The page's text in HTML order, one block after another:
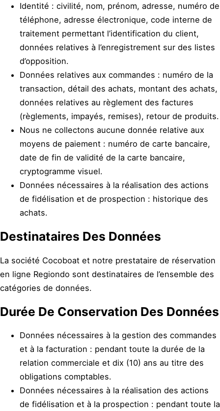
Identité : civilité, nom, prénom, adresse, numéro de
téléphone, adresse électronique, code interne de
traitement permettant l’identification du client,
données relatives à l’enregistrement sur des listes
d’opposition.
Données relatives aux commandes : numéro de la
transaction, détail des achats, montant des achats,
données relatives au règlement des factures
(règlements, impayés, remises), retour de produits.
Nous ne collectons aucune donnée relative aux
moyens de paiement : numéro de carte bancaire,
date de fin de validité de la carte bancaire,
cryptogramme visuel.
Données nécessaires à la réalisation des actions
de fidélisation et de prospection : historique des
achats.
Destinataires Des Données
La société Cocoboat et notre prestataire de réservation
en ligne Regiondo sont destinataires de l’ensemble des
catégories de données.
Durée De Conservation Des Données
Données nécessaires à la gestion des commandes
et à la facturation : pendant toute la durée de la
relation commerciale et dix (10) ans au titre des
obligations comptables.
Données nécessaires à la réalisation des actions
de fidélisation et à la prospection : pendant toute la